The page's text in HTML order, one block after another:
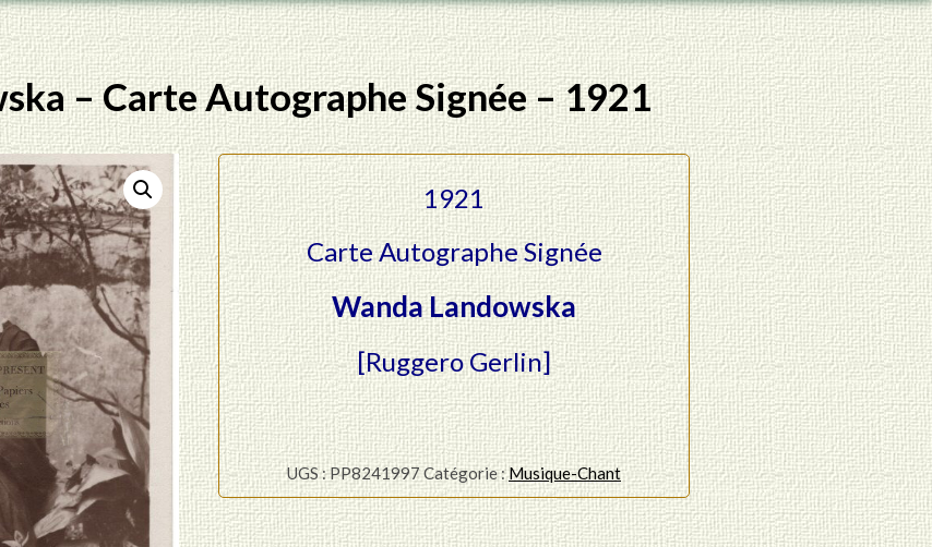
– Carte Autographe Signée – 1921
1921
Carte Autographe Signée
Wanda Landowska
[Ruggero Gerlin]
UGS :PP8241997Catégorie :Musique-Chant